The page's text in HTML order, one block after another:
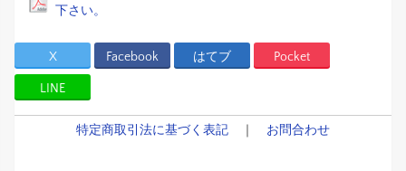
下さい。
X Facebook はてブ Pocket
LINE
特定商取引法に基づく表記 お問合わせ